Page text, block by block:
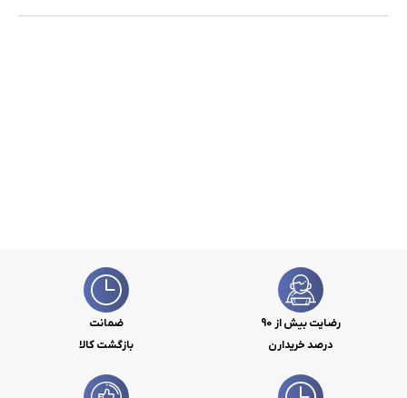
رضایت بیش از 90
درصد خریدارن
ضمانت
بازگشت کالا